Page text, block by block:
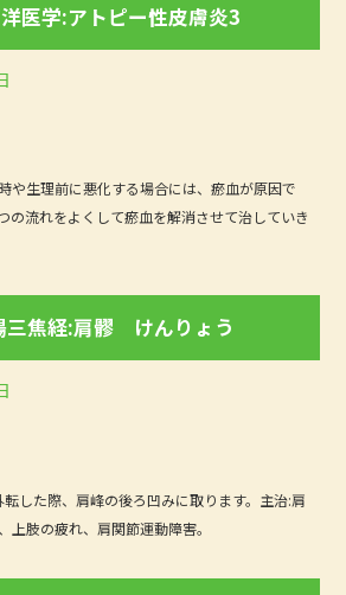
医学:アトピー性皮膚炎3
や生理前に悪化する場合には、瘀血が原因で
の流れをよくして瘀血を解消させて治していき
三焦経:肩髎 けんりょう
した際、肩峰の後ろ凹みに取ります。主治:肩
上肢の疲れ、肩関節運動障害。